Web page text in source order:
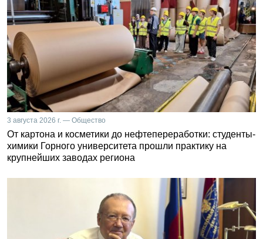
3 августа 2026 г. — Общество
От картона и косметики до нефтепереработки: студенты-
химики Горного университета прошли практику на
крупнейших заводах региона